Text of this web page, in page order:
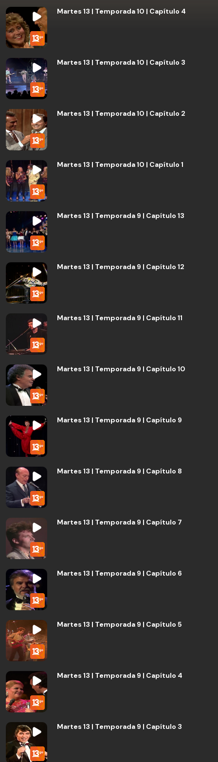
Martes 13 | Temporada 10 | Capítulo 4
Martes 13 | Temporada 10 | Capítulo 3
Martes 13 | Temporada 10 | Capítulo 2
Martes 13 | Temporada 10 | Capítulo 1
Martes 13 | Temporada 9 | Capítulo 13
Martes 13 | Temporada 9 | Capítulo 12
Martes 13 | Temporada 9 | Capítulo 11
Martes 13 | Temporada 9 | Capítulo 10
Martes 13 | Temporada 9 | Capítulo 9
Martes 13 | Temporada 9 | Capítulo 8
Martes 13 | Temporada 9 | Capítulo 7
Martes 13 | Temporada 9 | Capítulo 6
Martes 13 | Temporada 9 | Capítulo 5
Martes 13 | Temporada 9 | Capítulo 4
Martes 13 | Temporada 9 | Capítulo 3